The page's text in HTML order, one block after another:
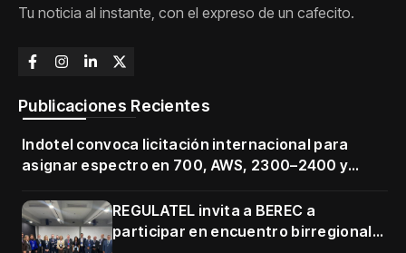
Tu noticia al instante, con el expreso de un cafecito.
Publicaciones Recientes
Indotel convoca licitación internacional para
asignar espectro en 700, AWS, 2300–2400 y
REGULATEL invita a BEREC a
participar en encuentro birregional